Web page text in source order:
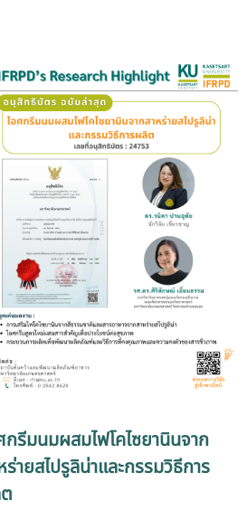
กรีมนมผสมไฟโคไซยานินจาก
ร่ายสไปรูลิน่าและกรรมวิธีการ